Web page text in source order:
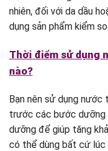
nhiên, đối với da dầu
dụng sản phẩm kiểm
Thời điểm sử dụng
nào?
Bạn nên sử dụng nước
trước các bước dưỡng
dưỡng để giúp tăng
có thể dùng bất cứ lúc